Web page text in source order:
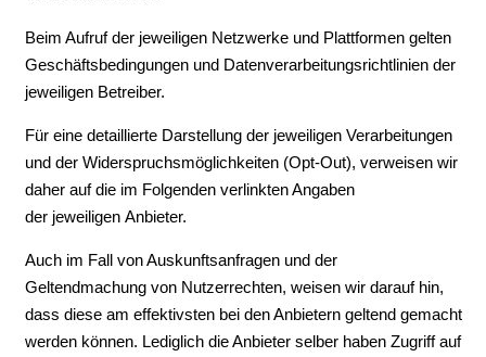
Beim Aufruf der jeweiligen Netzwerke und Plattformen gelten
Geschäftsbedingungen und Datenverarbeitungsrichtlinien der
jeweiligen Betreiber.
Für eine detaillierte Darstellung der jeweiligen Verarbeitungen
und der Widerspruchsmöglichkeiten (Opt-Out), verweisen wir
daher auf die im Folgenden verlinkten Angaben
der jeweiligen Anbieter.
Auch im Fall von Auskunftsanfragen und der
Geltendmachung von Nutzerrechten, weisen wir darauf hin,
dass diese am effektivsten bei den Anbietern geltend gemacht
werden können. Lediglich die Anbieter selber haben Zugriff auf